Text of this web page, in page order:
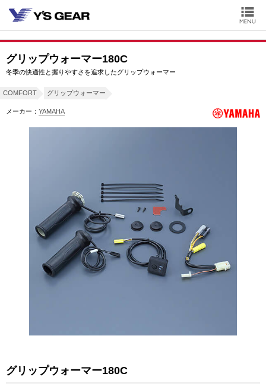
グリップウォーマー180C
冬季の快適性と握りやすさを追求したグリップウォーマー
COMFORT グリップウォーマー
メーカー： YAMAHA
グリップウォーマー180C